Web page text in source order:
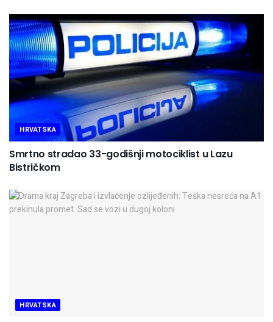
HRVATSKA
Smrtno stradao 33-godišnji motociklist u Lazu
Bistričkom
HRVATSKA